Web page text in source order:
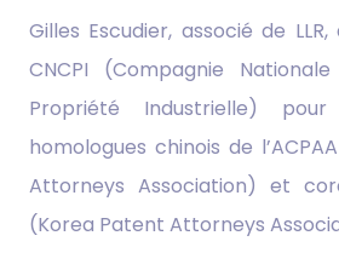
Gilles Escudier, associé de
CNCPI (Compagnie
Propriété Industrielle)
homologues chinois de
Attorneys Association) et
(Korea Patent Attorneys